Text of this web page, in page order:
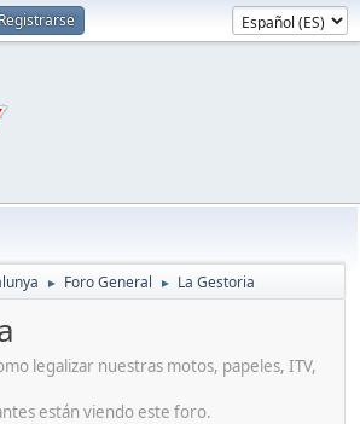
► Foro General ► La Gestoria
legalizar nuestras motos, papeles, ITV,
están viendo este foro.